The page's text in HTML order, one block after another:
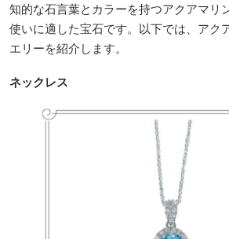
知的な石言葉とカラーを持つアクアマリ
使いに適した宝石です。以下では、アク
エリーを紹介します。
ネックレス